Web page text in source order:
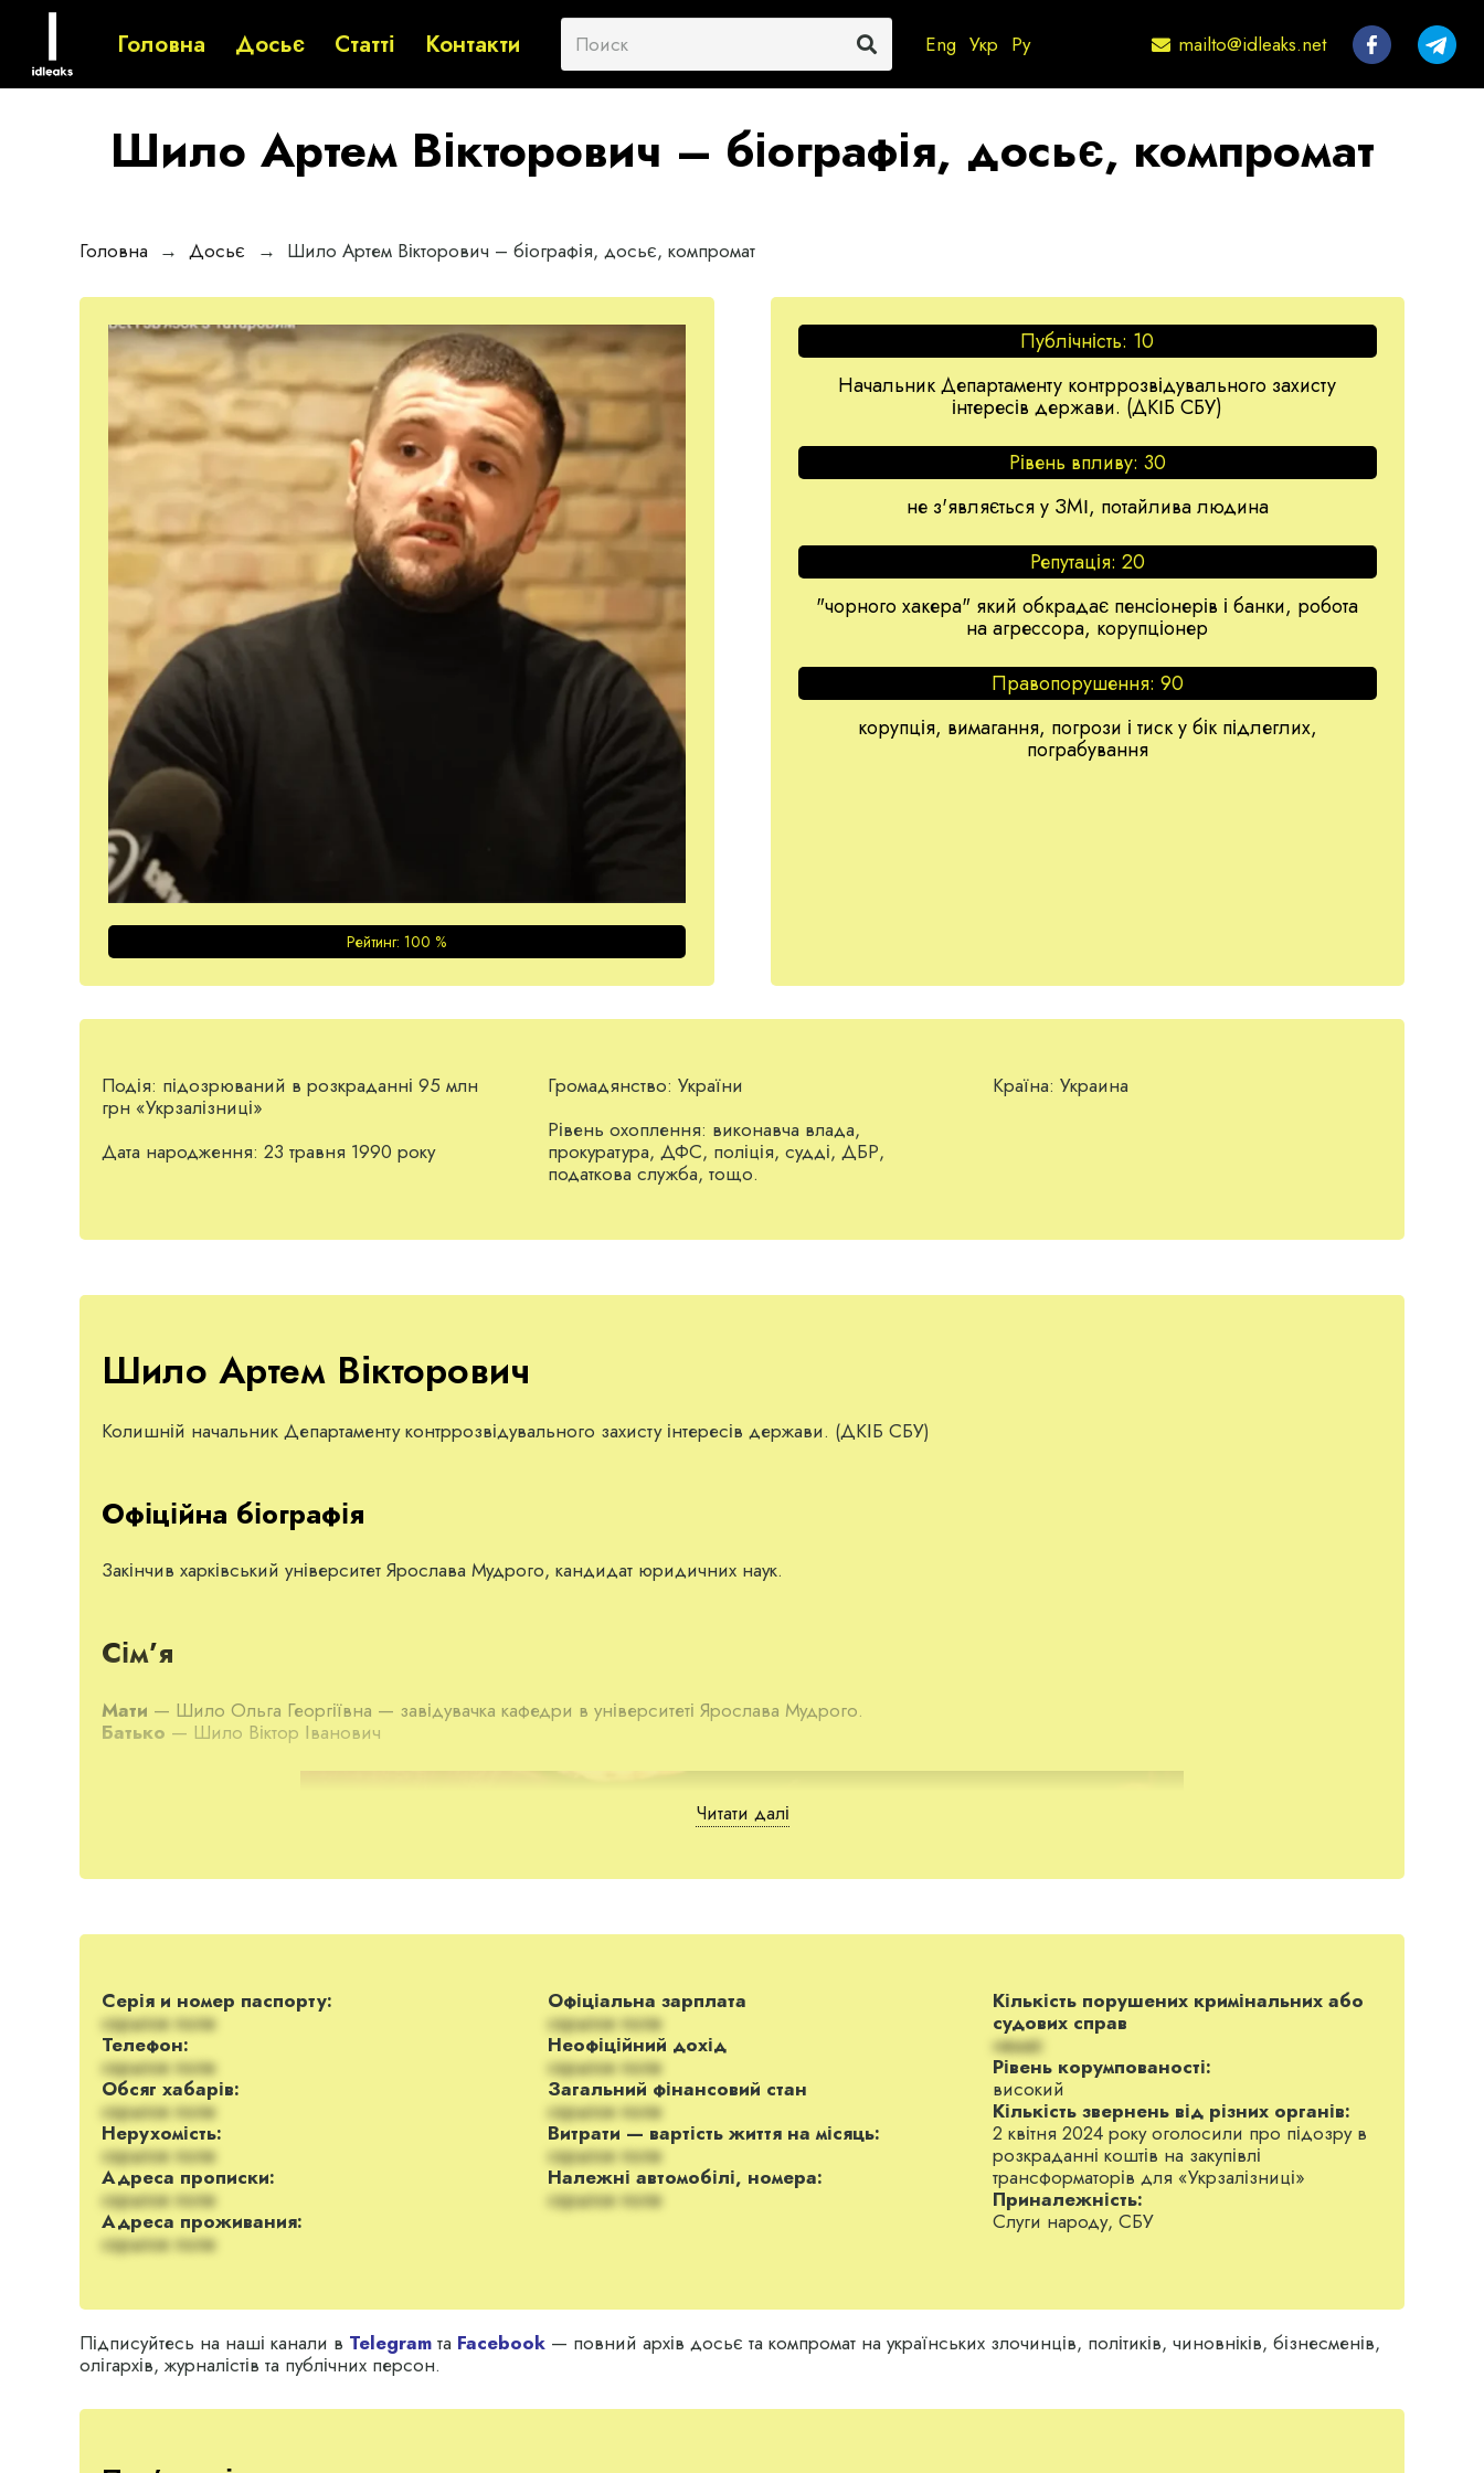
Головна Досьє Статті Контакти Eng Укр Ру mailto@idleaks.net
Шило Артем Вікторович – біографія, досьє, компромат
Головна → Досьє → Шило Артем Вікторович – біографія, досьє, компромат
Рейтинг:100 %
Публічність: 10
Начальник Департаменту контррозвідувального захисту
інтересів держави. (ДКІБ СБУ)
Рівень впливу: 30
не з'являється у ЗМІ, потайлива людина
Репутація: 20
"чорного хакера" який обкрадає пенсіонерів і банки, робота
на агрессора, корупціонер
Правопорушення: 90
корупція, вимагання, погрози і тиск у бік підлеглих,
пограбування
Подія: підозрюваний в розкраданні 95 млн
грн «Укрзалізниці»
Дата народження: 23 травня 1990 року
Громадянство: України
Рівень охоплення: виконавча влада,
прокуратура, ДФС, поліція, судді, ДБР,
податкова служба, тощо.
Країна:Украина
Шило Артем Вікторович
Колишній начальник Департаменту контррозвідувального захисту інтересів держави. (ДКІБ СБУ)
Офіційна біографія
Закінчив харківський університет Ярослава Мудрого, кандидат юридичних наук.
Сім’я
Мати — Шило Ольга Георгіївна — завідувачка кафедри в університеті Ярослава Мудрого.
Батько — Шило Віктор Іванович
Читати далі
Серія и номер паспорту:
скрытое поле
Телефон:
скрытое поле
Обсяг хабарів:
скрытое поле
Нерухомість:
скрытое поле
Адреса прописки:
скрытое поле
Адреса проживания:
скрытое поле
Офіціальна зарплата
скрытое поле
Неофіційний дохід
скрытое поле
Загальний фінансовий стан
скрытое поле
Витрати — вартість життя на місяць:
скрытое поле
Належні автомобілі, номера:
скрытое поле
Кількість порушених кримінальних або
судових справ
немає
Рівень корумпованості:
високий
Кількість звернень від різних органів:
2 квітня 2024 року оголосили про підозру в
розкраданні коштів на закупівлі
трансформаторів для «Укрзалізниці»
Приналежність:
Слуги народу, СБУ
Підписуйтесь на наші канали в Telegram та Facebook — повний архів досьє та компромат на українських злочинців, політиків, чиновніків, бізнесменів,
олігархів, журналістів та публічних персон.